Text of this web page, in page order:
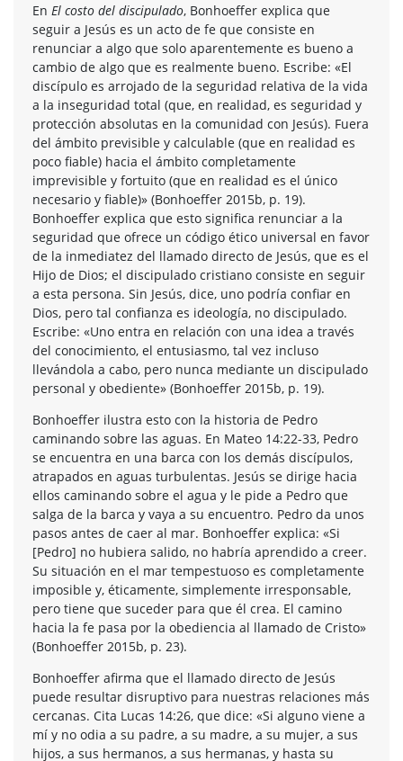
En El costo del discipulado, Bonhoeffer explica que
seguir a Jesús es un acto de fe que consiste en
renunciar a algo que solo aparentemente es bueno a
cambio de algo que es realmente bueno. Escribe: «El
discípulo es arrojado de la seguridad relativa de la vida
a la inseguridad total (que, en realidad, es seguridad y
protección absolutas en la comunidad con Jesús). Fuera
del ámbito previsible y calculable (que en realidad es
poco fiable) hacia el ámbito completamente
imprevisible y fortuito (que en realidad es el único
necesario y fiable)» (Bonhoeffer 2015b, p. 19).
Bonhoeffer explica que esto significa renunciar a la
seguridad que ofrece un código ético universal en favor
de la inmediatez del llamado directo de Jesús, que es el
Hijo de Dios; el discipulado cristiano consiste en seguir
a esta persona. Sin Jesús, dice, uno podría confiar en
Dios, pero tal confianza es ideología, no discipulado.
Escribe: «Uno entra en relación con una idea a través
del conocimiento, el entusiasmo, tal vez incluso
llevándola a cabo, pero nunca mediante un discipulado
personal y obediente» (Bonhoeffer 2015b, p. 19).
Bonhoeffer ilustra esto con la historia de Pedro
caminando sobre las aguas. En Mateo 14:22-33, Pedro
se encuentra en una barca con los demás discípulos,
atrapados en aguas turbulentas. Jesús se dirige hacia
ellos caminando sobre el agua y le pide a Pedro que
salga de la barca y vaya a su encuentro. Pedro da unos
pasos antes de caer al mar. Bonhoeffer explica: «Si
[Pedro] no hubiera salido, no habría aprendido a creer.
Su situación en el mar tempestuoso es completamente
imposible y, éticamente, simplemente irresponsable,
pero tiene que suceder para que él crea. El camino
hacia la fe pasa por la obediencia al llamado de Cristo»
(Bonhoeffer 2015b, p. 23).
Bonhoeffer afirma que el llamado directo de Jesús
puede resultar disruptivo para nuestras relaciones más
cercanas. Cita Lucas 14:26, que dice: «Si alguno viene a
mí y no odia a su padre, a su madre, a su mujer, a sus
hijos, a sus hermanos, a sus hermanas, y hasta su